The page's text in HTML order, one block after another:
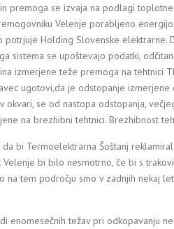
premoga se izvaja na podlagi
Velenje porabljeno
Holding Slovenske elektrarne.
sistema se upoštevajo podatki,
izmerjene teže premoga na tehtnici
ugotovi,da je odstopanje
okvari, se od nastopa odstopanja,
na brezhibni tehtnici. Brezhibnost
bi Termoelektrarna Šoštanj
bi bilo nesmotrno, če bi s
na tem področju smo v zadnjih nekaj
enomesečnih težav pri odkopavanju